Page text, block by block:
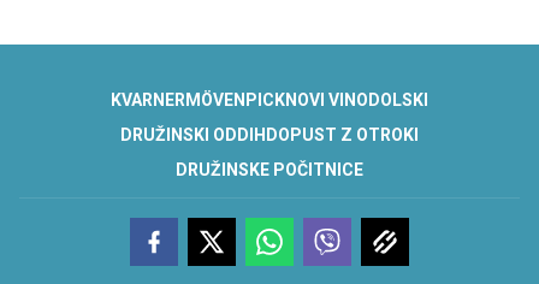
KVARNER MÖVENPICKNOVI VINODOLSKI
DRUŽINSKI ODDIH DOPUST Z OTROKI
DRUŽINSKE POČITNICE